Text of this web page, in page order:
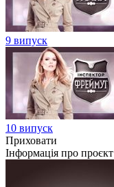
9 випуск
10 випуск
Приховати
Інформація про проєкт